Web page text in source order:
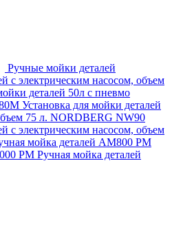
Ручные мойки деталей
с электрическим насосом, объем
деталей 50л с пневмо
Установка для мойки деталей
75 л. NORDBERG NW90
с электрическим насосом, объем
мойка деталей АМ800 РМ
РМ Ручная мойка деталей